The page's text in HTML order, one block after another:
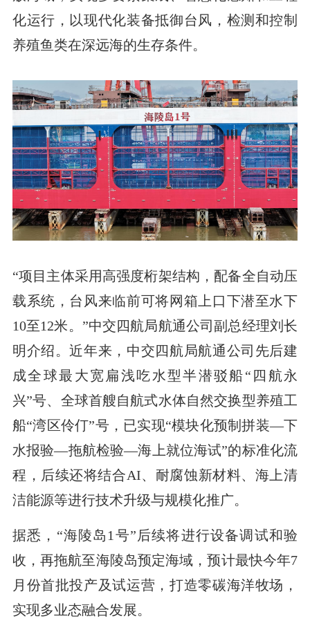
化运行，以现代化装备抵御台风，检测和控制
养殖鱼类在深远海的生存条件。
“项目主体采用高强度桁架结构，配备全自动压
载系统，台风来临前可将网箱上口下潜至水下
10至12米。”中交四航局航通公司副总经理刘长
明介绍。近年来，中交四航局航通公司先后建
成全球最大宽扁浅吃水型半潜驳船“四航永
兴”号、全球首艘自航式水体自然交换型养殖工
船“湾区伶仃”号，已实现“模块化预制拼装—下
水报验—拖航检验—海上就位海试”的标准化流
程，后续还将结合AI、耐腐蚀新材料、海上清
洁能源等进行技术升级与规模化推广。
据悉，“海陵岛1号”后续将进行设备调试和验
收，再拖航至海陵岛预定海域，预计最快今年7
月份首批投产及试运营，打造零碳海洋牧场，
实现多业态融合发展。